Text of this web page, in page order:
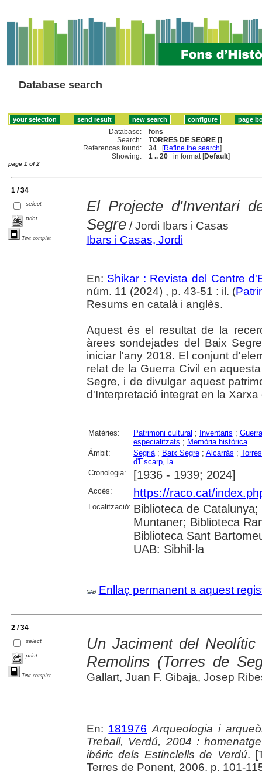
Database search
Database:
fons
Search:
TORRES DE SEGRE []
References found:
34 [Refine the search]
Showing:
1 .. 20 in format [Default]
page 1 of 2
1 / 34
select
print
Text complet
El Projecte d'Inventari
Segre/ Jordi Ibars i Casas
Ibars i Casas, Jordi
En: Shikar : Revista del Centre
núm. 11 (2024) , p. 43-51 : il. (
Resums en català i anglès.
Aquest és el resultat de la
àrees sondejades del Baix
iniciar l'any 2018. El conjunt
relat de la Guerra Civil en
Segre, i de divulgar aquest
d'Interpretació integrat en la
Matèries: Patrimoni cultural ; Inventaris ;
especialitzats ; Memòria històrica
Àmbit:
Segrià; Baix Segre; Alcarràs ;
d'Escarp, la
Cronologia:
[1936 - 1939; 2024]
Accés: https://raco.cat/
Localització: Biblioteca de
Muntaner; Biblioteca
Biblioteca Sant
UAB: Sibhil·la
Enllaç permanent a aquest
2 / 34
select
print
Text complet
Un Jaciment del
Remolins (Torres de
Gallart, Juan F. Gibaja, Josep
En: 181976 Arqueologia i
Treball, Verdú, 2004 :
ibéric dels Estinclells de Verdú.
Terres de Ponent, 2006. p. 101-